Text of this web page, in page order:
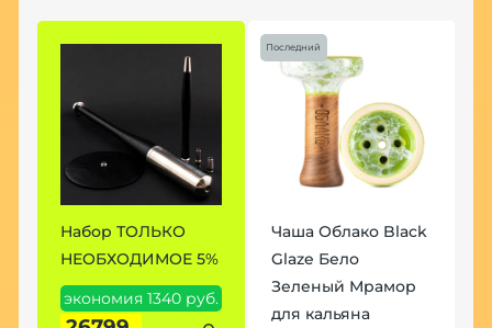
Набор ТОЛЬКО
НЕОБХОДИМОЕ 5%
экономия 1340 руб.
Последний
Чаша Облако Black
Glaze Бело
Зеленый Мрамор
для кальяна